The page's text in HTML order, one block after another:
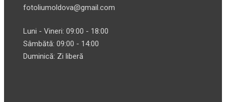
fotoliumoldova@gmail.com
Luni - Vineri: 09:00 - 18:00
Sâmbătă: 09:00 - 14:00
Duminică: Zi liberă